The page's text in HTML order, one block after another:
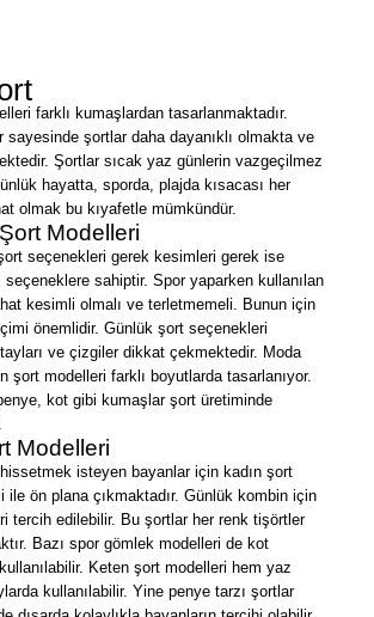
farklı kumaşlardan tasarlanmaktadır.
sayesinde şortlar daha dayanıklı olmakta ve
Şortlar sıcak yaz günlerin vazgeçilmez
hayatta, sporda, plajda kısacası her
olmak bu kıyafetle mümkündür.
Modelleri
seçenekleri gerek kesimleri gerek ise
sahiptir. Spor yaparken kullanılan
kesimli olmalı ve terletmemeli. Bunun için
önemlidir. Günlük şort seçenekleri
ve çizgiler dikkat çekmektedir. Moda
şort modelleri farklı boyutlarda tasarlanıyor.
kot gibi kumaşlar şort üretiminde
Modelleri
hissetmek isteyen bayanlar için kadın şort
ile ön plana çıkmaktadır. Günlük kombin için
tercih edilebilir. Bu şortlar her renk tişörtler
Bazı spor gömlek modelleri de kot
Keten şort modelleri hem yaz
kullanılabilir. Yine penye tarzı şortlar